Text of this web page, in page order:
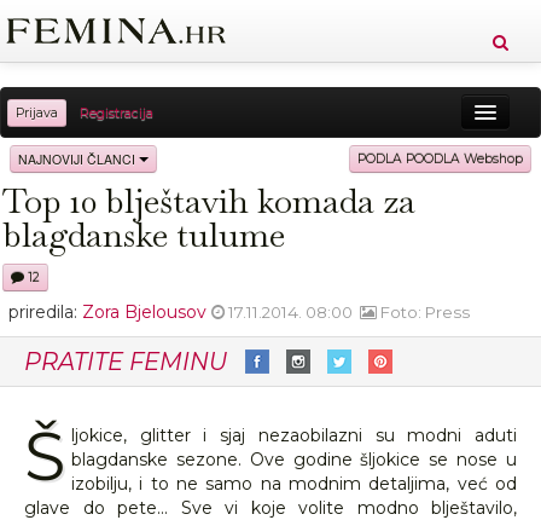
Prijava Registracija
Sreća Zdravlje Vitkost
Moda Ljubav Relax Putovanja
NAJNOVIJI ČLANCI PODLA POODLA Webshop
Top 10 blještavih komada za
blagdanske tulume
12
priredila: Zora Bjelousov 17.11.2014. 08:00 Foto: Press
PRATITE FEMINU
Š ljokice, glitter i sjaj nezaobilazni su modni aduti
blagdanske sezone. Ove godine šljokice se nose u
izobilju, i to ne samo na modnim detaljima, već od
glave do pete... Sve vi koje volite modno blještavilo,